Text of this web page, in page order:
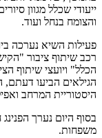
ייעודי שכלל מגוון
והצומח בנחל ועוד.
פעילות השיא נערכה
רכב שיתוף ציבור
הכלל" ויועצי שיתוף
הגילאים הביעו דעתם,
היסטוריית המרחב
בסוף היום נערך
משפחות.